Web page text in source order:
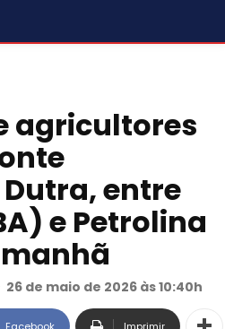
agricultores
entre
e Petrolina
26 de maio de 2026 às 10:40h